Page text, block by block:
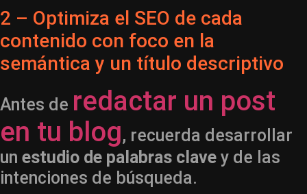
2 – Optimiza el SEO de cada
contenido con foco en la
semántica y un título descriptivo
Antes de redactar un post
en tu blog, recuerda desarrollar
un estudio de palabras clave y de las
intenciones de búsqueda.